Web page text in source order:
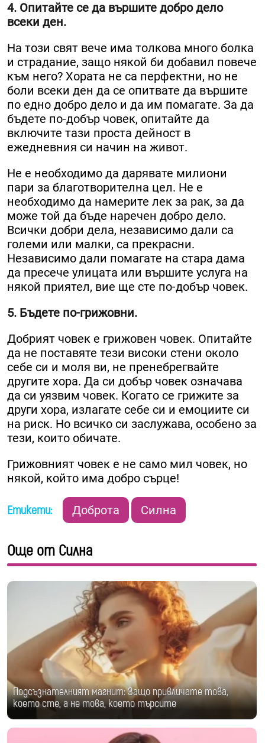
4. Опитайте се да вършите добро дело
всеки ден.
На този свят вече има толкова много болка
и страдание, защо някой би добавил повече
към него? Хората не са перфектни, но не
боли всеки ден да се опитвате да вършите
по едно добро дело и да им помагате. За да
бъдете по-добър човек, опитайте да
включите тази проста дейност в
ежедневния си начин на живот.
Не е необходимо да дарявате милиони
пари за благотворителна цел. Не е
необходимо да намерите лек за рак, за да
може той да бъде наречен добро дело.
Всички добри дела, независимо дали са
големи или малки, са прекрасни.
Независимо дали помагате на стара дама
да пресече улицата или вършите услуга на
някой приятел, вие ще сте по-добър човек.
5. Бъдете по-грижовни.
Добрият човек е грижовен човек. Опитайте
да не поставяте тези високи стени около
себе си и моля ви, не пренебрегвайте
другите хора. Да си добър човек означава
да си уязвим човек. Когато се грижите за
други хора, излагате себе си и емоциите си
на риск. Но всичко си заслужава, особено за
тези, които обичате.
Грижовният човек е не само мил човек, но
някой, който има добро сърце!
Етикети: Доброта Силна
Още от Силна
Подсъзнателният магнит: Защо привличате това,
което сте, а не това, което търсите